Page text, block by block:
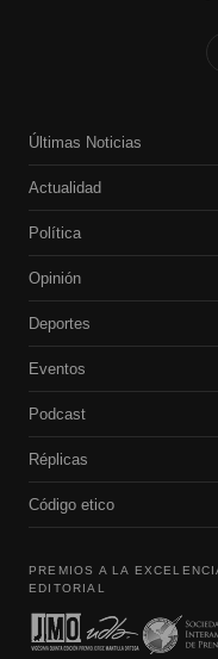
Últimas Noticias
Actualidad
Política
Opinión
Deportes
Eventos
Podcast
Réplicas
Código etico
PREMIOS A LA
EDITORIAL